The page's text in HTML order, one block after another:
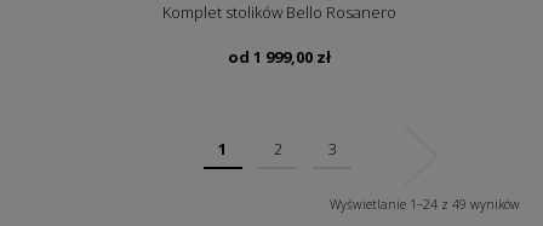
Komplet stolików Bello Rosanero
od 1 999,00 zł
1 2 3
Wyświetlanie 1–24 z 49 wyników